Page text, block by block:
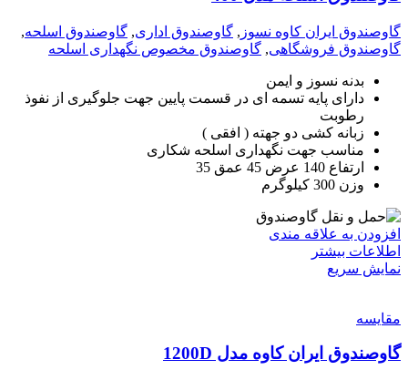
گاوصندوق ایران کاوه نسوز , گاوصندوق اداری, گاوصندوق اسلحه,
گاوصندوق فروشگاهی, گاوصندوق مخصوص نگهداری اسلحه
بدنه نسوز و ایمن
دارای پایه تسمه ای در قسمت پایین جهت جلوگیری از نفوذ
رطوبت
زبانه کشی دو جهته ( افقی )
مناسب جهت نگهداری اسلحه شکاری
ارتفاع 140 عرض 45 عمق 35
وزن 300 کیلوگرم
افزودن به علاقه مندی
اطلاعات بیشتر
نمایش سریع
مقايسه
گاوصندوق ایران کاوه مدل 1200D